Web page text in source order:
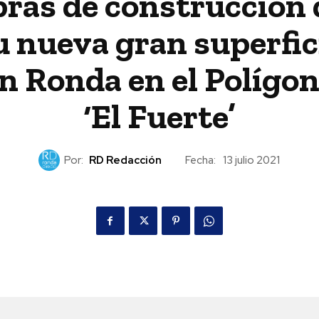
nueva gran
Ronda en el
‘El Fuerte’
Por: RD Redacción Fecha: 13 julio 2021